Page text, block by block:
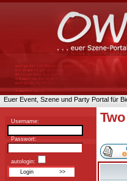
Euer Event, Szene und Party Portal für
Username:
Passwort:
autologin: